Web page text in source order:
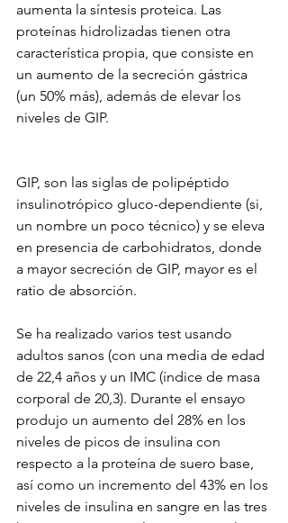
aumenta la síntesis proteica. Las
proteínas hidrolizadas tienen otra
característica propia, que consiste en
un aumento de la secreción gástrica
(un 50% más), además de elevar los
niveles de GIP.
GIP, son las siglas de polipéptido
insulinotrópico gluco-dependiente (si,
un nombre un poco técnico) y se eleva
en presencia de carbohidratos, donde
a mayor secreción de GIP, mayor es el
ratio de absorción.
Se ha realizado varios test usando
adultos sanos (con una media de edad
de 22,4 años y un IMC (índice de masa
corporal de 20,3). Durante el ensayo
produjo un aumento del 28% en los
niveles de picos de insulina con
respecto a la proteína de suero base,
así como un incremento del 43% en los
niveles de insulina en sangre en las tres